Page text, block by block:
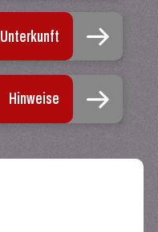
Unterkunft
Hinweise